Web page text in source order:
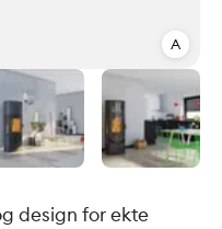
A
design for ekte